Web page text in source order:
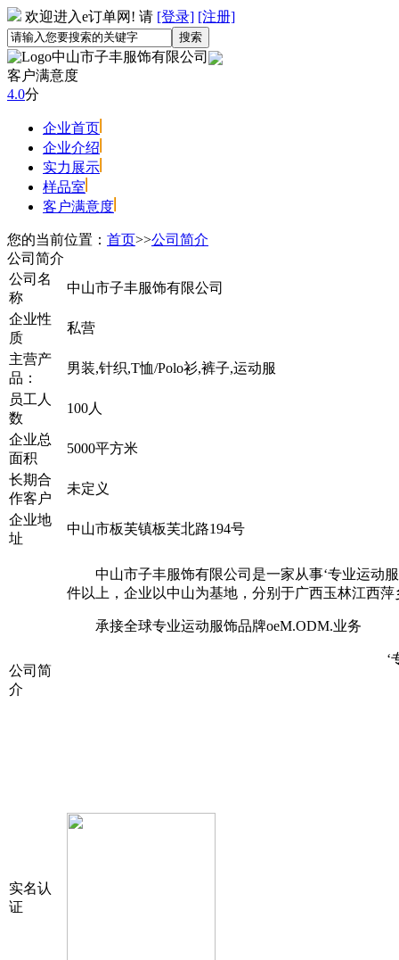
欢迎进入e订单网! 请 [登录] [注册]
中山市子丰服饰有限公司
客户满意度
4.0分
企业首页
企业介绍
实力展示
样品室
客户满意度
您的当前位置： 首页>>公司简介
公司简介
公司名
称
中山市子丰服饰有限公司
企业性
质
私营
主营产
品：
男装,针织,T恤/Polo衫,裤子,运动服
员工人
数
100人
企业总
面积
5000平方米
长期合
作客户
未定义
企业地
址
中山市板芙镇板芙北路194号
公司简
介
中山市子丰服饰有限公司是一家从事‘专业运动
件以上，企业以中山为基地，分别于广西玉林江西
承接全球专业运动服饰品牌oeM.ODM.业务
‘
实名认
证